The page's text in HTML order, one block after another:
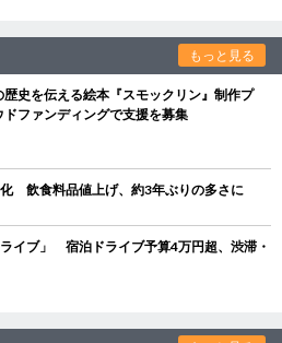
もっと見る
史を伝える絵本『スモックリン』制作プ
ファンディングで支援を募集
化 飲食料品値上げ、約3年ぶりの多さに
イブ」 宿泊ドライブ予算4万円超、渋滞・